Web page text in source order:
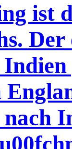
ist